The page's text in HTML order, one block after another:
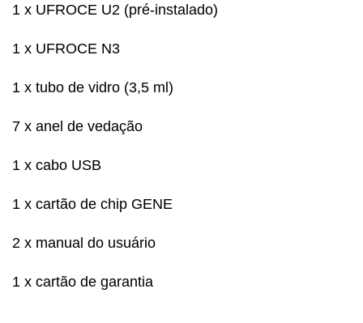
1 x UFROCE U2 (pré-instalado)
1 x UFROCE N3
1 x tubo de vidro (3,5 ml)
7 x anel de vedação
1 x cabo USB
1 x cartão de chip GENE
2 x manual do usuário
1 x cartão de garantia